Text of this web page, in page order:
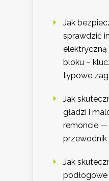
Jak
sprawdzić
bloku –
typowe
Jak
gładzi i
remoncie
przewodnik
Jak